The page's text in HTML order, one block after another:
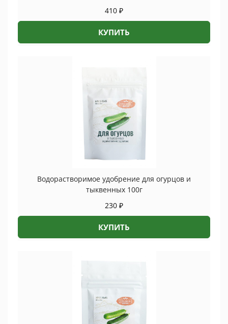
410 ₽
КУПИТЬ
Водорастворимое удобрение для огурцов и
тыквенных 100г
230 ₽
КУПИТЬ